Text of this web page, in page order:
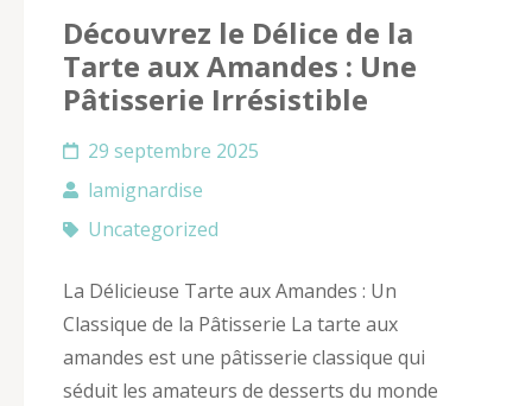
Découvrez le Délice de la
Tarte aux Amandes : Une
Pâtisserie Irrésistible
29 septembre 2025
lamignardise
Uncategorized
La Délicieuse Tarte aux Amandes : Un
Classique de la Pâtisserie La tarte aux
amandes est une pâtisserie classique qui
séduit les amateurs de desserts du monde